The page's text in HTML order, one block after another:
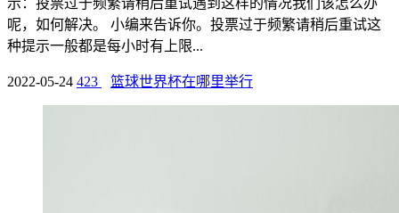
示：投票过于频繁请稍后重试遇到这样的情况我们该怎么办
呢，如何解决。 小编来告诉你。投票过于频繁请稍后重试这
种提示一般都是每小时有上限...
2022-05-24 423 篮球世界杯在哪里举行